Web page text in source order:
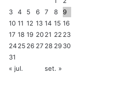
3
4 5 6 7 8
9
10 11 12 13 14 15 16
17 18 19 2021 22 23
2425 26 27 28 2930
31
« jul.
set. »